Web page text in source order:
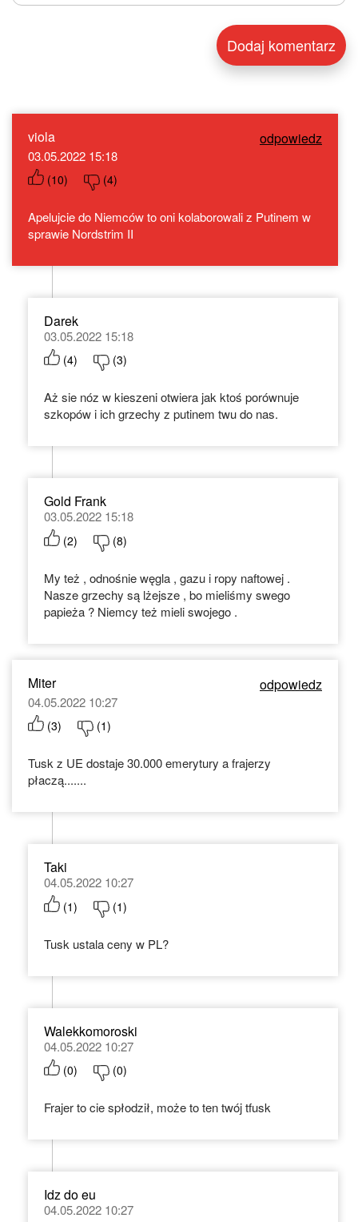
viola odpowiedz
03.05.2022 15:18
(10) (4)
Apelujcie do Niemców to oni kolaborowali z Putinem w
sprawie Nordstrim II
Darek
03.05.2022 15:18
(4) (3)
Aż sie nóz w kieszeni otwiera jak ktoś porównuje
szkopów i ich grzechy z putinem twu do nas.
Gold Frank
03.05.2022 15:18
(2) (8)
My też , odnośnie węgla , gazu i ropy naftowej .
Nasze grzechy są lżejsze , bo mieliśmy swego
papieża ? Niemcy też mieli swojego .
Miter odpowiedz
04.05.2022 10:27
(3) (1)
Tusk z UE dostaje 30.000 emerytury a frajerzy
płaczą.......
Taki
04.05.2022 10:27
(1) (1)
Tusk ustala ceny w PL?
Walekkomoroski
04.05.2022 10:27
(0) (0)
Frajer to cie spłodził, może to ten twój tfusk
Idz do eu
04.05.2022 10:27